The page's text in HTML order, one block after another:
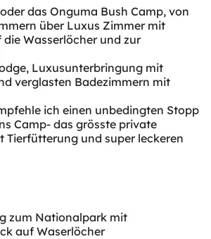
das Onguma Bush Camp, von
über Luxus Zimmer mit
Wasserlöcher und zur
Luxusunterbringung mit
verglasten Badezimmern mit
ich einen unbedingten Stopp
Camp- das grösste private
Tierfütterung und super leckeren
zum Nationalpark mit
auf Waserlöcher